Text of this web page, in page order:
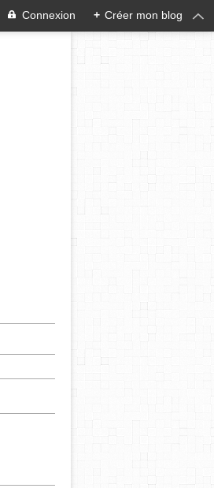
Connexion + Créer mon blog